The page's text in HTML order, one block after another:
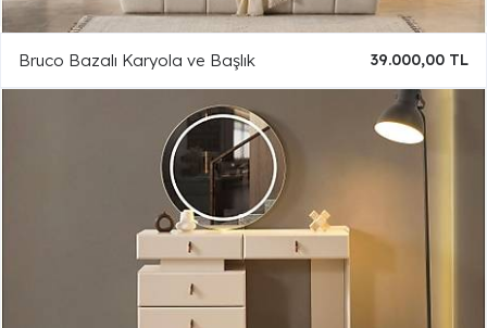
Bruco Bazalı Karyola ve Başlık 39.000,00 TL